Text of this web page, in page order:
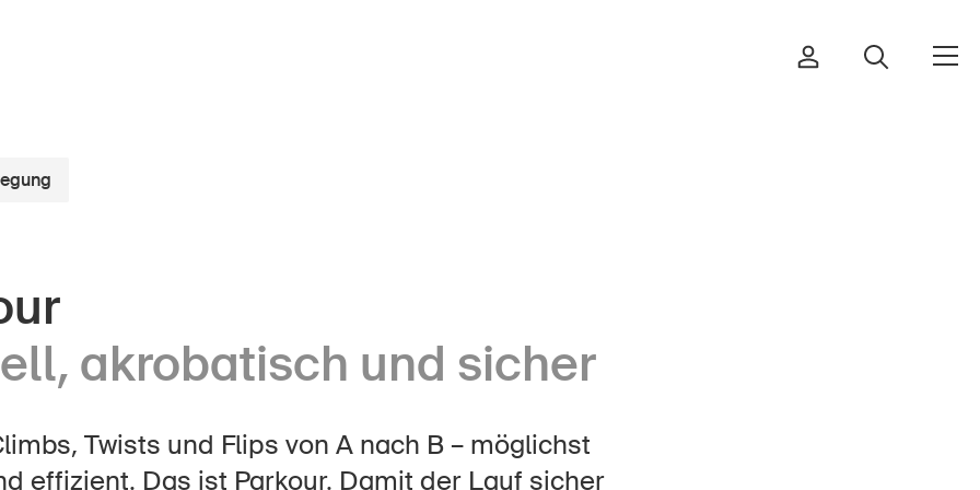
Schule
Politik
Kampagnen
Sichere Produkte
Sicherheitsdelegierte & Gemeinden
akrobatisch und sicher
Twists und Flips von A nach B – möglichst
effizient. Das ist Parkour. Damit der Lauf sicher